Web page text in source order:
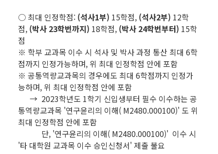
○ 최대 인정학점: (석사1부) 15학점, (석사2부) 12학
점, (박사 23학번까지) 18학점, (박사 24학번부터) 15학
점
※ 학부 교과목 이수 시 석사 및 박사 과정 통산 최대 6학
점까지 인정가능하며, 위 최대 인정학점 안에 포함
※ 공통역량교과목의 경우에도 최대 6학점까지 인정가
능하며, 위 최대 인정학점 안에 포함
→ 2023학년도 1학기 신입생부터 필수 이수하는 공
통역량교과목 '연구윤리의 이해( M2480.000100)' 도 위
최대 인정학점 안에 포함
단, '연구윤리의 이해( M2480.000100)' 이수 시
'타 대학원 교과목 이수 승인신청서' 제출 불요